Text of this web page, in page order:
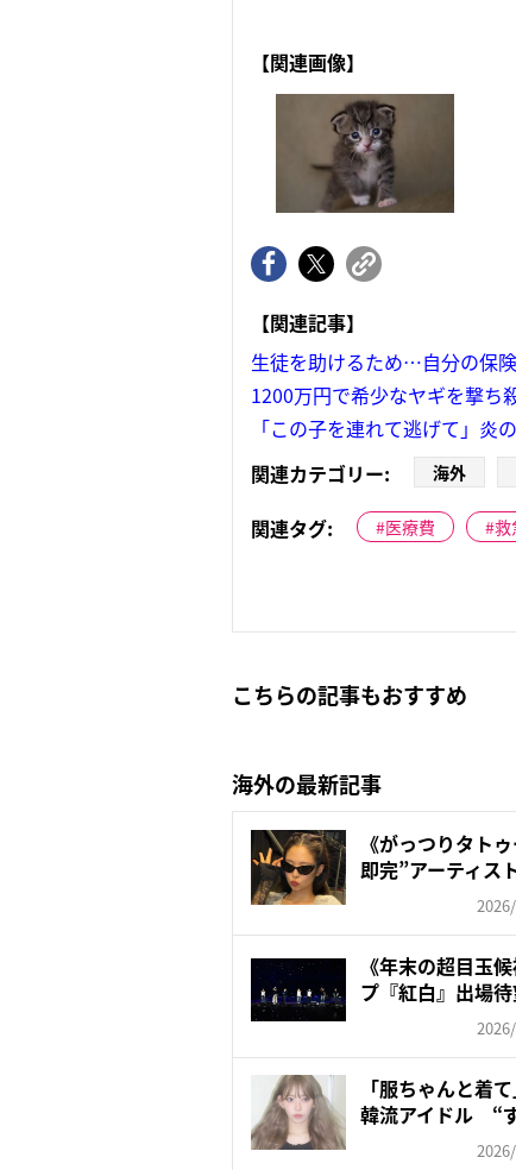
【関連画像】
【関連記事】
生徒を助けるため…自分の保
1200万円で希少なヤギを撃ち
「この子を連れて逃げて」炎
関連カテゴリー:
海外
関連タグ: 医療費 救
こちらの記事もおすすめ
海外の最新記事
《がっつりタト
即完”アーティ
《年末の超目玉
プ『紅白』出場
「服ちゃんと着
韓流アイドル “